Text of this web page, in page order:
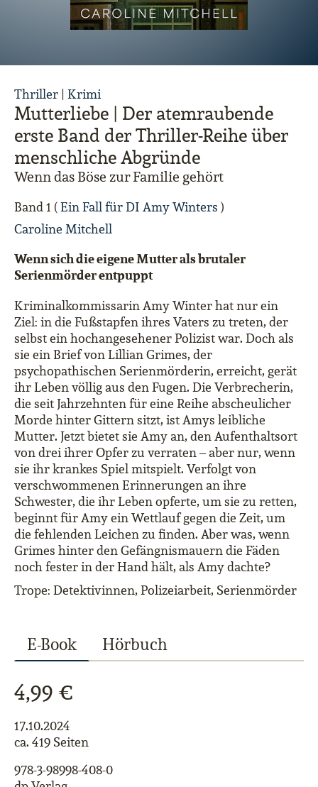
Mutterliebe | Der atemraubende
erste Band der Thriller-Reihe über
menschliche Abgründe
Wenn das Böse zur Familie gehört
Band 1 (Ein Fall für DI Amy Winters )
Caroline Mitchell
Thriller | Krimi
Wenn sich die eigene Mutter als brutaler
Serienmörder entpuppt
Kriminalkommissarin Amy Winter hat nur ein
Ziel: in die Fußstapfen ihres Vaters zu treten, der
selbst ein hochangesehener Polizist war. Doch als
sie ein Brief von Lillian Grimes, der
psychopathischen Serienmörderin, erreicht, gerät
ihr Leben völlig aus den Fugen. Die Verbrecherin,
die seit Jahrzehnten für eine Reihe abscheulicher
Morde hinter Gittern sitzt, ist Amys leibliche
Mutter. Jetzt bietet sie Amy an, den Aufenthaltsort
von drei ihrer Opfer zu verraten – aber nur, wenn
sie ihr krankes Spiel mitspielt. Verfolgt von
verschwommenen Erinnerungen an ihre
Schwester, die ihr Leben opferte, um sie zu retten,
beginnt für Amy ein Wettlauf gegen die Zeit, um
die fehlenden Leichen zu finden. Aber was, wenn
Grimes hinter den Gefängnismauern die Fäden
noch fester in der Hand hält, als Amy dachte?
Trope: Detektivinnen, Polizeiarbeit, Serienmörder
E-Book Hörbuch
4,99 €
17.10.2024
ca. 419 Seiten
978-3-98998-408-0